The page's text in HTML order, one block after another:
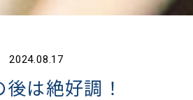
2024.08.17
後は絶好調！